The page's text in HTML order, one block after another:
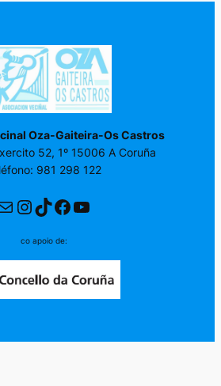
Oza-Gaiteira-Os Castros
52, 1º 15006 A Coruña
981 298 122
electrónico
Instagram
TikTok
Facebook
YouTube
co apoio de: